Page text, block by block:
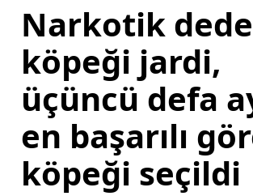
Narkotik
köpeği jardi,
üçüncü defa
en başarılı
köpeği seçildi